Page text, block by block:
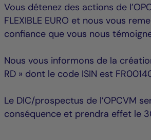
Vous détenez des actions de
FLEXIBLE EURO et nous vous
confiance que vous nous
Nous vous informons de la
RD » dont le code ISIN est
Le DIC/prospectus de l’OPCVM
conséquence et prendra effet le